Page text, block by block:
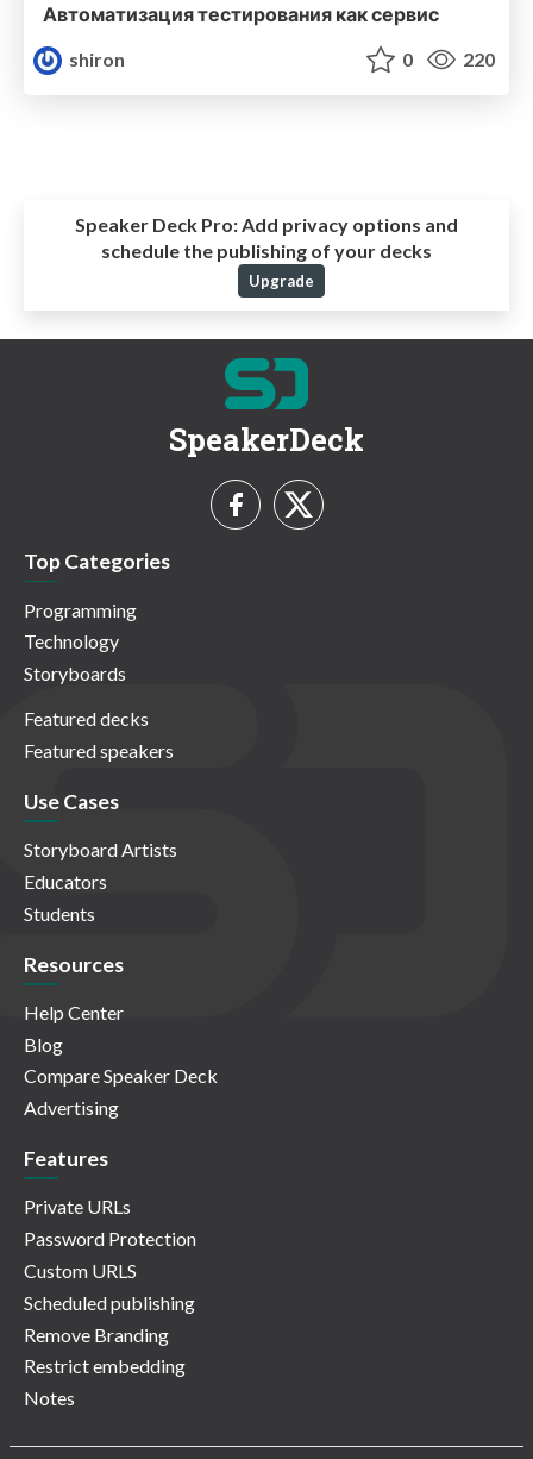
Автоматизация тестирования как сервис
shiron
0 220
Speaker Deck Pro:Add privacy options and
schedule the publishing of your decks
Upgrade
SpeakerDeck
Top Categories
Programming
Technology
Storyboards
Featured decks
Featured speakers
Use Cases
Storyboard Artists
Educators
Students
Resources
Help Center
Blog
Compare Speaker Deck
Advertising
Features
Private URLs
Password Protection
Custom URLS
Scheduled publishing
Remove Branding
Restrict embedding
Notes